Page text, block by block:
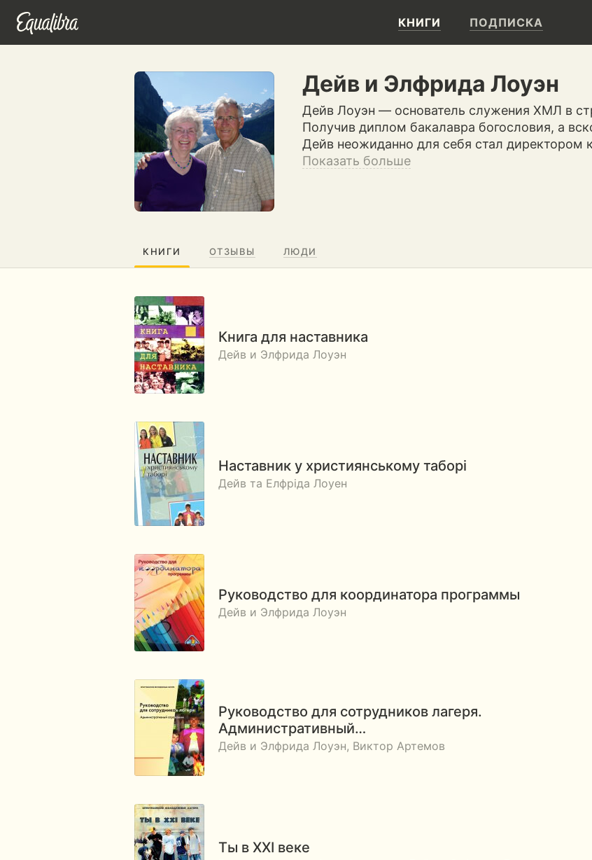
КНИГИ ПОДПИСКА
Дейв и Элфрида Лоуэн
Дейв Лоуэн — основатель служения ХМЛ в
Получив диплом бакалавра богословия, а
Дейв неожиданно для себя стал директором
Показать больше
КНИГИ ОТЗЫВЫ ЛЮДИ
Книга для наставника
Дейв и Элфрида Лоуэн
Наставник у християнському таборі
Дейв та Елфріда Лоуен
Руководство для координатора программы
Дейв и Элфрида Лоуэн
Руководство для сотрудников лагеря.
Административный…
Дейв и Элфрида Лоуэн, Виктор Артемов
Ты в XXI веке